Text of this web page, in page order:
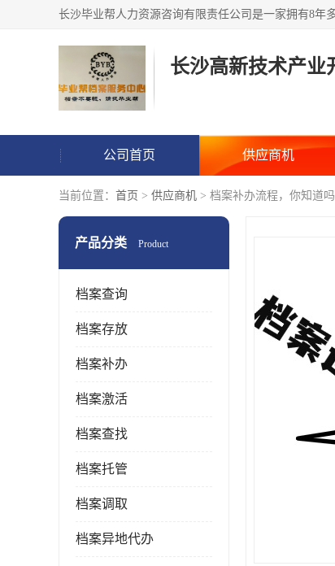
公司首页 供应商机
当前位置： 首页 > 供应商机 > 档案补办流程，你知道吗
产品分类 Product
档案查询
档案存放
档案补办
档案激活
档案查找
档案托管
档案调取
档案异地代办